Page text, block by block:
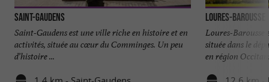
Saint-Gaudens
Saint-Gaudens est une ville riche en histoire et en
activités, située au cœur du Comminges. Un peu
d’histoire ...
Loures-Barousse
Loures-Barousse
située dans le
en région